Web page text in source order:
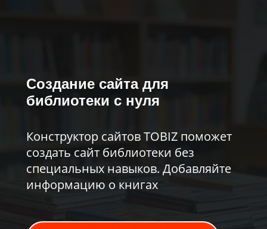
Создание сайта для
библиотеки с нуля
Конструктор сайтов TOBIZ поможет
создать сайт библиотеки без
специальных навыков. Добавляйте
информацию о книгах